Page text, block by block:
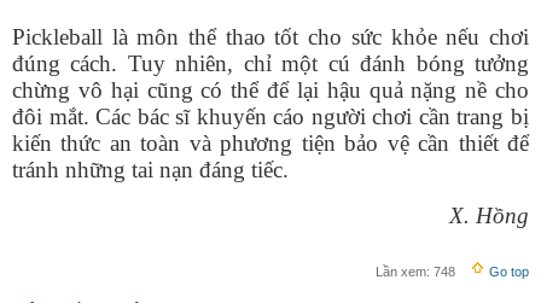
Pickleball là môn thể thao tốt cho sức khỏe nếu chơi
đúng cách. Tuy nhiên, chỉ một cú đánh bóng tưởng
chừng vô hại cũng có thể để lại hậu quả nặng nề cho
đôi mắt. Các bác sĩ khuyến cáo người chơi cần trang bị
kiến thức an toàn và phương tiện bảo vệ cần thiết để
tránh những tai nạn đáng tiếc.
X. Hồng
Lần xem: 748 Go top